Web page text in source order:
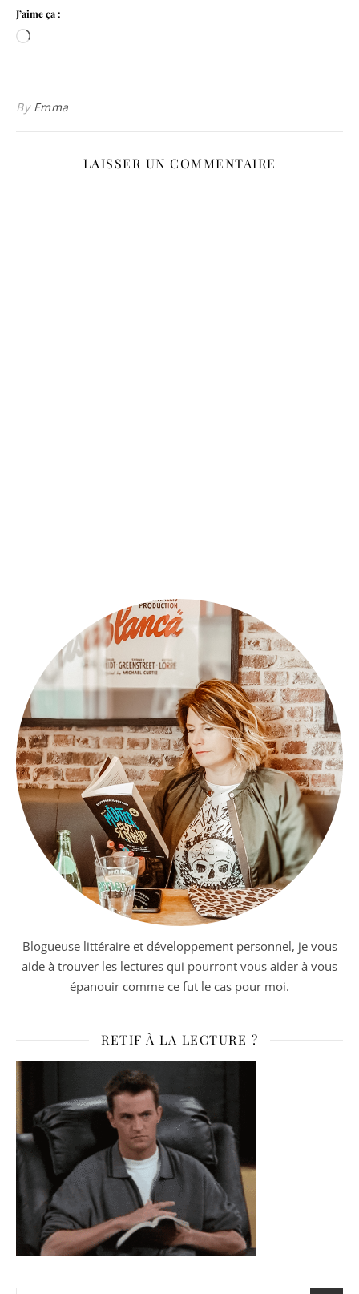
J’aime ça :
Chargement…
By Emma
LAISSER UN COMMENTAIRE
Blogueuse littéraire et développement personnel, je vous
aide à trouver les lectures qui pourront vous aider à vous
épanouir comme ce fut le cas pour moi.
RETIF À LA LECTURE ?